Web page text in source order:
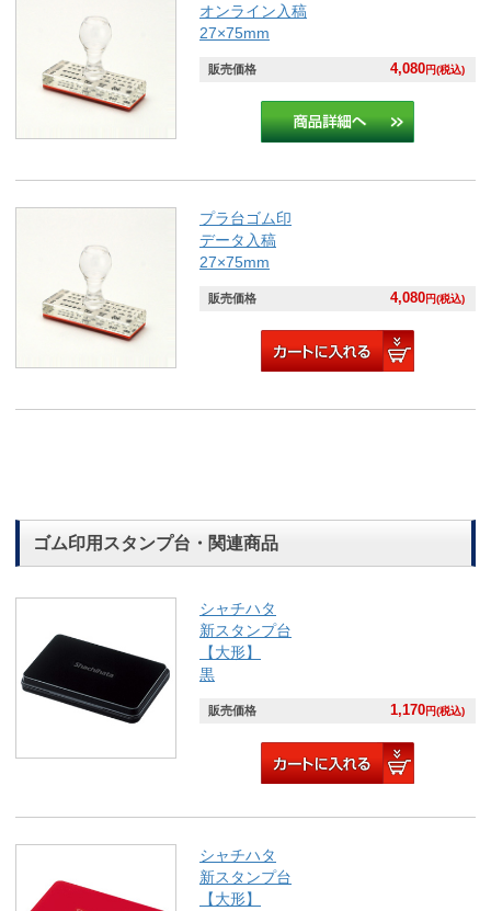
オンライン入稿
27×75mm
販売価格 4,080円(税込)
プラ台ゴム印
データ入稿
27×75mm
販売価格 4,080円(税込)
ゴム印用スタンプ台・関連商品
シャチハタ
新スタンプ台
【大形】
黒
販売価格 1,170円(税込)
シャチハタ
新スタンプ台
【大形】